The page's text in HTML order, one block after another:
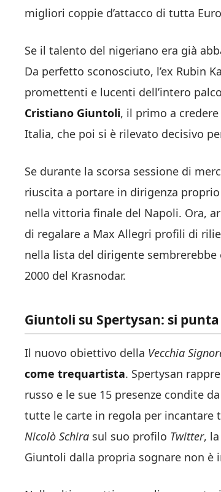
migliori coppie d’attacco di tutta
Se il talento del nigeriano era già
Da perfetto sconosciuto, l’ex Rubin
promettenti e lucenti dell’intero
Cristiano Giuntoli, il primo a
Italia, che poi si è rilevato decisivo
Se durante la scorsa sessione di
riuscita a portare in dirigenza
nella vittoria finale del Napoli. Ora,
di regalare a Max Allegri profili di
nella lista del dirigente
2000 del Krasnodar.
Giuntoli su Spertysan: si
Il nuovo obiettivo della Vecchia
come trequartista. Spertysan
russo e le sue 15 presenze condite
tutte le carte in regola per incantare
Nicolò Schira sul suo profilo Twitter,
Giuntoli dalla propria sognare non è